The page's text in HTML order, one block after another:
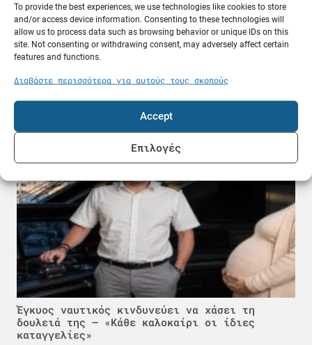
To provide the best experiences, we use technologies like cookies to store
and/or access device information. Consenting to these technologies will
allow us to process data such as browsing behavior or unique IDs on this
site. Not consenting or withdrawing consent, may adversely affect certain
features and functions.
Διαβάστε περισσότερα για αυτούς τους σκοπούς
Accept
Επιλογές
Δεξαμενόπλοιο VLCC πήρε 25 εκατ. δολάρια για
να περάσει από το Ορμούζ
Έγκυος ναυτικός κινδυνεύει να χάσει τη
δουλειά της – «Κάθε καλοκαίρι οι ίδιες
καταγγελίες»